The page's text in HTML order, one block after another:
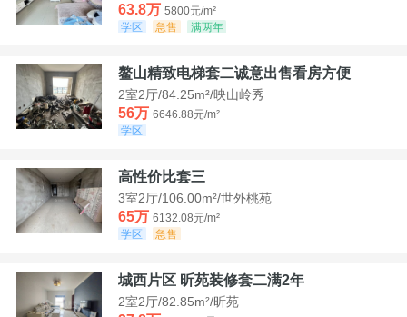
63.8万 5800元/m²
学区
急售 满两年
鳌山精致电梯套二诚意出售看房方便
2室2厅/84.25m²/映山岭秀
56万 6646.88元/m²
学区
高性价比套三
3室2厅/106.00m²/世外桃苑
65万 6132.08元/m²
学区
急售
城西片区 昕苑装修套二满2年
2室2厅/82.85m²/昕苑